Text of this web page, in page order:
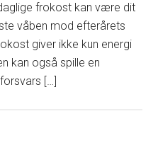
frokost kan være dit
våben mod efterårets
giver ikke kun energi
kan også spille en
[…]